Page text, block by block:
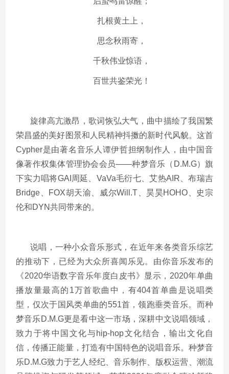
扎根黄土上，
思念秋雨寄，
千秋伟业惊语，
百世共鉴荣光！
旋律高亢激昂，歌词恢弘大气，曲中描绘了我国繁
荣昌盛的美好图景和人民精神抖擞的新时代风貌。这首
Cypher是由著名音乐人谭伊哲担纲制作人，由中国音
像著作权集体管理协会会员——种梦音乐（ D.M.G）旗
下实力唱将GAI 周延、 VaVa毛衍七、艾热AIR 、布瑞吉
Bridge
FOX胡天渝、威尔Will.T 、昊昊HOHO 、史宗
伦和DYN共同带来的。
说唱，一种小众音乐形式，在近年来各类音乐综艺
的推动下，已经为大众所喜闻乐见。由你音乐发布的
《2020华语数字音乐年度白皮书》显示， 2020年单曲
播放量最高的 1万首歌曲中，有404首单曲是说唱类
型，仅次于国风类单曲的551首，领跑垂类音乐。而种
梦音乐D.M.G更是看中这一市场，深耕中文说唱领域，
致力于将中国文化与hip-hop文化结合，输出文化自
信，传播正能量，打造有中国特色的说唱音乐。种梦音
乐D.M.G致力于艺人经纪、音乐制作、版权运营、潮流